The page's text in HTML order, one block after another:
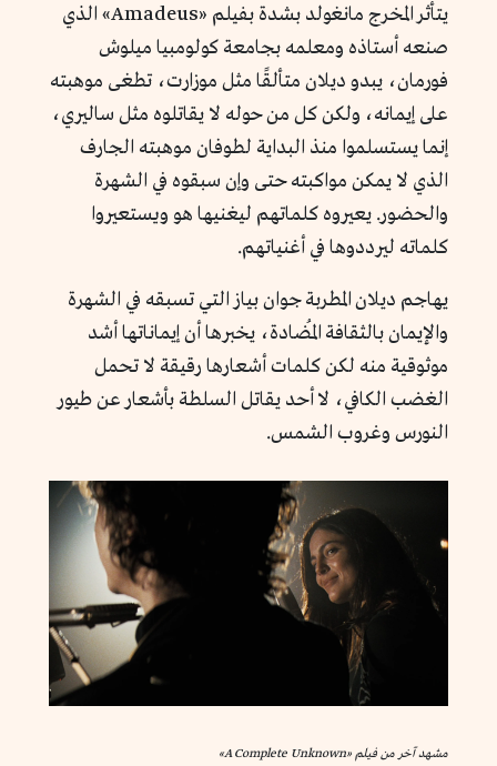
يتأثر المخرج مانغولد بشدة بفيلم «Amadeus» الذي
صنعه أستاذه ومعلمه بجامعة كولومبيا ميلوش
فورمان، يبدو ديلان متألقًا مثل موزارت، تطغى موهبته
على إيمانه، ولكن كل من حوله لا يقاتلوه مثل ساليري،
إنما يستسلموا منذ البداية لطوفان موهبته الجارف
الذي لا يمكن مواكبته حتى وإن سبقوه في الشهرة
والحضور. يعيروه كلماتهم ليغنيها هو ويستعيروا
كلماته ليرددوها في أغنياتهم.
يهاجم ديلان المطربة جوان بياز التي تسبقه في الشهرة
والإيمان بالثقافة المُضادة، يخبرها أن إيماناتها أشد
موثوقية منه لكن كلمات أشعارها رقيقة لا تحمل
الغضب الكافي، لا أحد يقاتل السلطة بأشعار عن طيور
النورس وغروب الشمس.
مشهد آخر من فيلم «A Complete Unknown»